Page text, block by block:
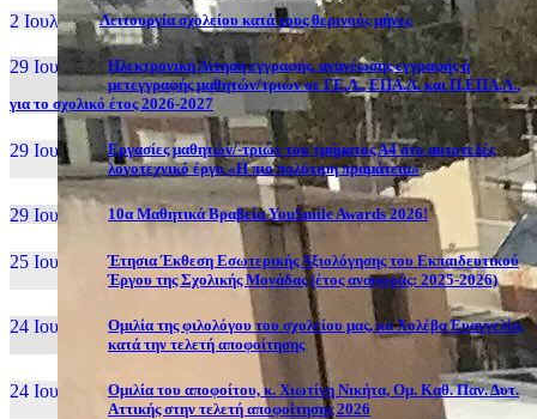
2 Ιουλ, 26 Λειτουργία σχολείου κατά τους θερινούς μήνες
29 Ιουν, 26
Ηλεκτρονική Αίτηση εγγραφής, ανανέωσης εγγραφής ή
μετεγγραφής μαθητών/τριών σε ΓΕ.Λ., ΕΠΑ.Λ. και Π.ΕΠΑ.Λ.,
για το σχολικό έτος 2026-2027
29 Ιουν, 26
Εργασίες μαθητών/-τριών του τμήματος Α4 στο αυτοτελές
λογοτεχνικό έργο «Η πιο πολύτιμη πραμάτεια»
29 Ιουν, 26 10α Μαθητικά Βραβεία YouSmile Awards 2026!
25 Ιουν, 26
Έτησια Έκθεση Εσωτερικής Αξιολόγησης του Εκπαιδευτικού
Έργου της Σχολικής Μονάδας (έτος αναφοράς: 2025-2026)
24 Ιουν, 26
Ομιλία της φιλολόγου του σχολείου μας, κα Χολέβα Ευαγγελία,
κατά την τελετή αποφοίτησης
24 Ιουν, 26
Ομιλία του αποφοίτου, κ. Χιωτίνη Νικήτα, Ομ. Καθ. Παν. Δυτ.
Αττικής στην τελετή αποφοίτησης 2026